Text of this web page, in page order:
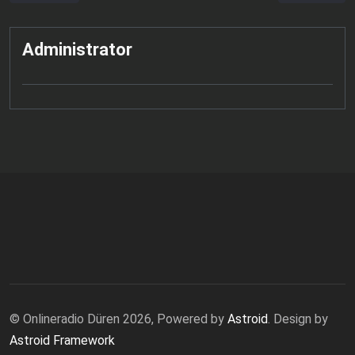
Administrator
© Onlineradio Düren 2026, Powered by Astroid. Design by
Astroid Framework